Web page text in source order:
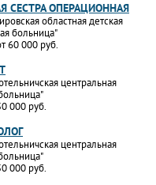
СЕСТРА ОПЕРАЦИОННАЯ
областная детская
больница"
60 000 руб.
центральная
000 руб.
центральная
000 руб.